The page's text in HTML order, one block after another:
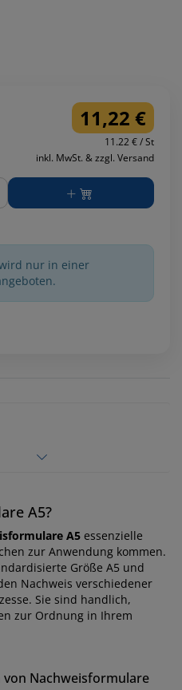
11,22 €
11.22 € / St
inkl. MwSt. & zzgl. Versand
nur in einer
A5?
A5 essenzielle
zur Anwendung kommen.
Größe A5 und
Nachweis verschiedener
Sie sind handlich,
zur Ordnung in Ihrem
von Nachweisformulare